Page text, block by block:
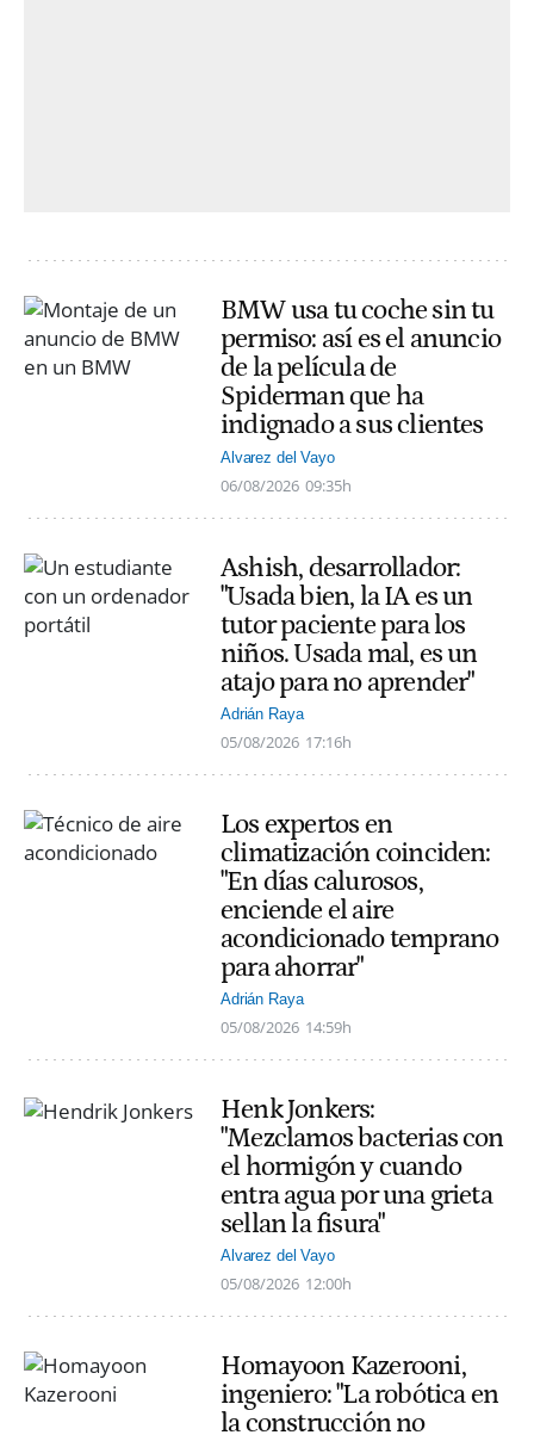
BMW usa tu coche sin tu
permiso: así es el anuncio
de la película de
Spiderman que ha
indignado a sus clientes
Alvarez del Vayo
06/08/2026 09:35h
Ashish, desarrollador:
"Usada bien, la IA es un
tutor paciente para los
niños. Usada mal, es un
atajo para no aprender"
Adrián Raya
05/08/2026 17:16h
Los expertos en
climatización coinciden:
"En días calurosos,
enciende el aire
acondicionado temprano
para ahorrar"
Adrián Raya
05/08/2026 14:59h
Henk Jonkers:
"Mezclamos bacterias con
el hormigón y cuando
entra agua por una grieta
sellan la fisura"
Alvarez del Vayo
05/08/2026 12:00h
Homayoon Kazerooni,
ingeniero: "La robótica en
la construcción no